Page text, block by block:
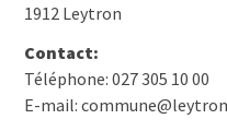
1912 Leytron
Contact:
Téléphone: 027 305 10 00
E-mail: